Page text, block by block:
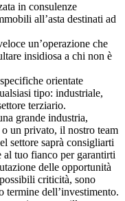
in consulenze
all’asta destinati ad
un’operazione che
insidiosa a chi non è
orientate
tipo: industriale,
terziario.
grande industria,
un privato, il nostro team
settore saprà consigliarti
al tuo fianco per garantirti
delle opportunità
criticità, sono
termine dell’investimento.